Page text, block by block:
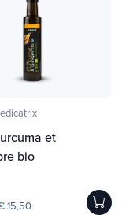
et
bio
15,50